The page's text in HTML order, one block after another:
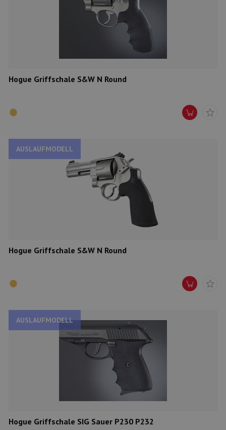
Hogue Griffschale S&W N Round
AUSLAUFMODELL
Hogue Griffschale S&W N Round
AUSLAUFMODELL
Hogue Griffschale SIG Sauer P230 P232